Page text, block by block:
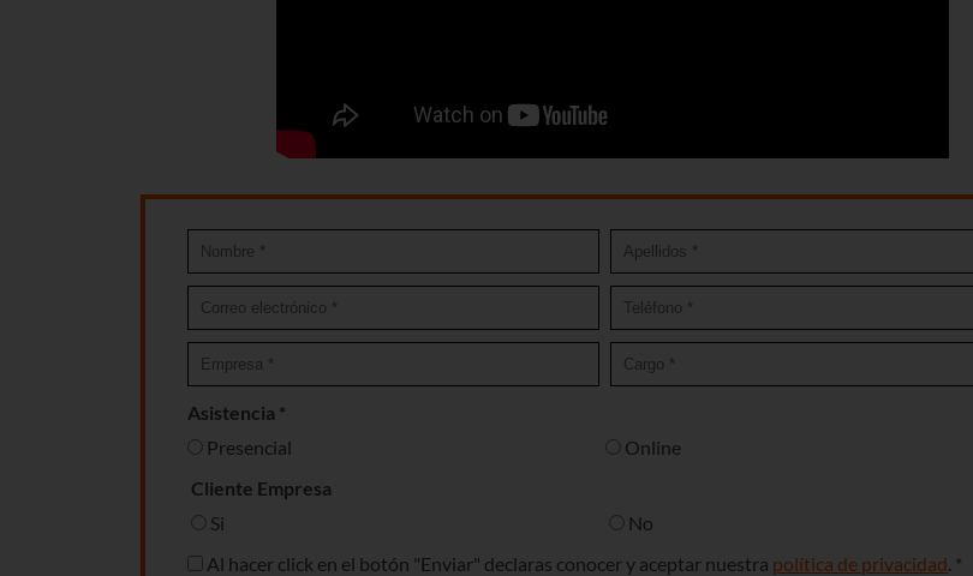
Asistencia *
Presencial
Online
Cliente Empresa
Si
No
Al hacer click en el botón "Enviar" declaras conocer y aceptar nuestra política de privacidad . *